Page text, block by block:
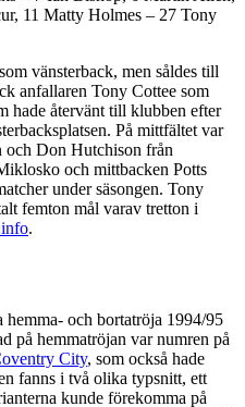
11 Matty Holmes – 27 Tony
vänsterback, men såldes till
anfallaren Tony Cottee som
hade återvänt till klubben efter
På mittfältet var
Don Hutchison från
och mittbacken Potts
under säsongen. Tony
femton mål varav tretton i
.
hemma- och bortatröja 1994/95
på hemmatröjan var numren på
City, som också hade
fanns i två olika typsnitt, ett
kunde förekomma på